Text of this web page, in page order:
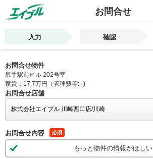
お問合せ
入力 確認
お問合せ物件
尻手駅前ビル 202号室
家賃：17.7万円（管理費等:--)
お問合せ店舗
お問合せ内容 必須
もっと物件の情報がほしい